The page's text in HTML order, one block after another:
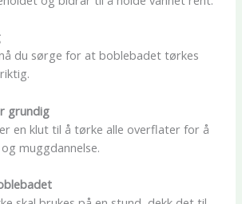
du sørge for at boblebadet tørkes
grundig
en klut til å tørke alle overflater for å
muggdannelse.